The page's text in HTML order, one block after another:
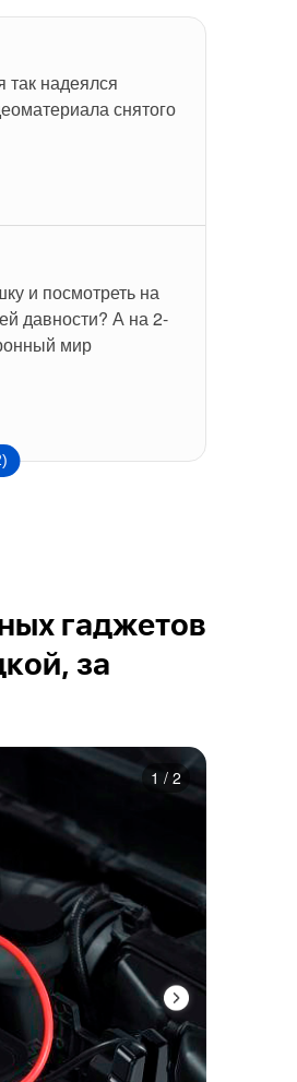
так надеялся
снятого
и посмотреть на
давности? А на 2-
мир
гаджетов
за
1 / 2